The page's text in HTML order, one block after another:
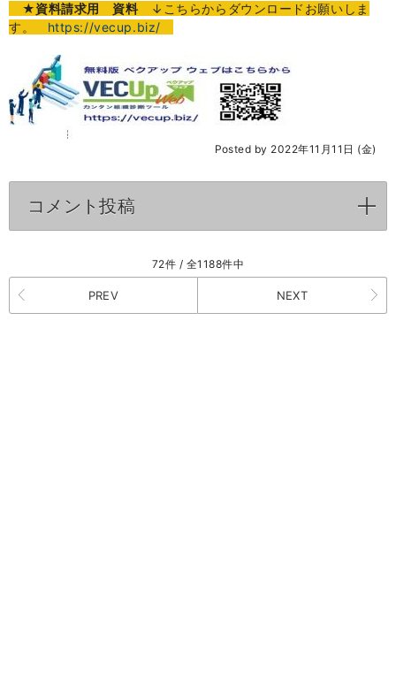
★資料請求用 資料↓こちらからダウンロードお願いしま
す。 https://vecup.biz/
Posted by 2022年11月11日 (金)
コメント投稿
72件 / 全1188件中
PREV NEXT